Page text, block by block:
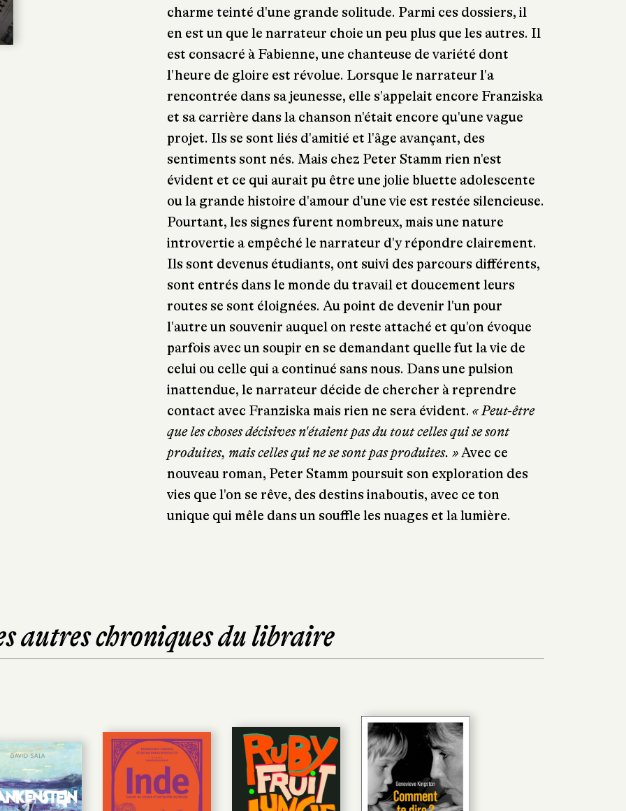
charme teinté d'une grande solitude. Parmi ces dossiers, il
en est un que le narrateur choie un peu plus que les autres. Il
est consacré à Fabienne, une chanteuse de variété dont
l'heure de gloire est révolue. Lorsque le narrateur l'a
rencontrée dans sa jeunesse, elle s'appelait encore Franziska
et sa carrière dans la chanson n'était encore qu'une vague
projet. Ils se sont liés d'amitié et l'âge avançant, des
sentiments sont nés. Mais chez Peter Stamm rien n'est
évident et ce qui aurait pu être une jolie bluette adolescente
ou la grande histoire d'amour d'une vie est restée silencieuse.
Pourtant, les signes furent nombreux, mais une nature
introvertie a empêché le narrateur d'y répondre clairement.
Ils sont devenus étudiants, ont suivi des parcours différents,
sont entrés dans le monde du travail et doucement leurs
routes se sont éloignées. Au point de devenir l'un pour
l'autre un souvenir auquel on reste attaché et qu'on évoque
parfois avec un soupir en se demandant quelle fut la vie de
celui ou celle qui a continué sans nous. Dans une pulsion
inattendue, le narrateur décide de chercher à reprendre
contact avec Franziska mais rien ne sera évident. « Peut-être
que les choses décisives n'étaient pas du tout celles qui se sont
produites, mais celles qui ne se sont pas produites. »Avec ce
nouveau roman, Peter Stamm poursuit son exploration des
vies que l'on se rêve, des destins inaboutis, avec ce ton
unique qui mêle dans un souffle les nuages et la lumière.
autres chroniques du libraire